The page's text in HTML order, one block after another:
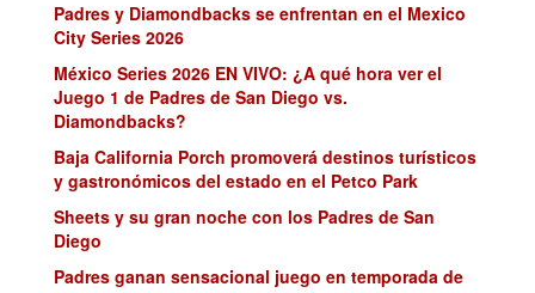
Padres y Diamondbacks se enfrentan en el Mexico
City Series 2026
México Series 2026 EN VIVO: ¿A qué hora ver el
Juego 1 de Padres de San Diego vs.
Diamondbacks?
Baja California Porch promoverá destinos turísticos
y gastronómicos del estado en el Petco Park
Sheets y su gran noche con los Padres de San
Diego
Padres ganan sensacional juego en temporada de